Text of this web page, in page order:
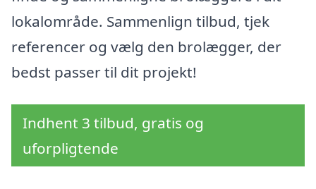
lokalområde. Sammenlign tilbud, tjek
referencer og vælg den brolægger, der
bedst passer til dit projekt!
Indhent 3 tilbud, gratis og
uforpligtende